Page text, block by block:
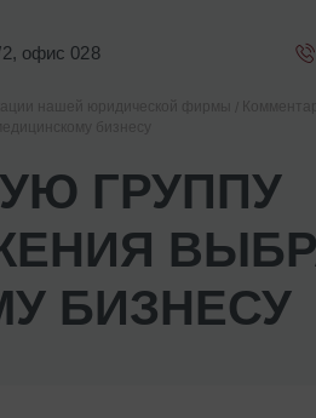
2, офис 028
ГРУППУ
БИЗНЕСУ